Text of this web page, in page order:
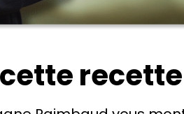
recette